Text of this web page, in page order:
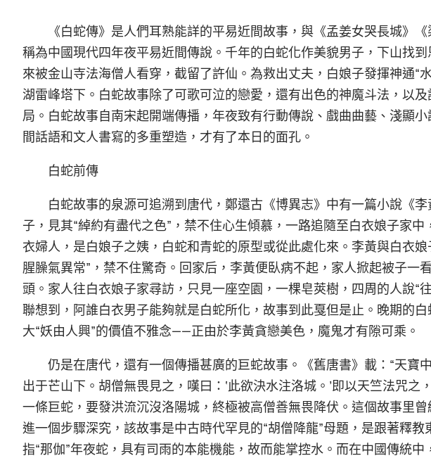
《白蛇傳》是人們耳熟能詳的平易近間故事，與《孟姜女哭長城》
稱為中國現代四年夜平易近間傳說。千年的白蛇化作美貌男子，下山找
來被金山寺法海僧人看穿，截留了許仙。為救出丈夫，白娘子發揮神通“
湖雷峰塔下。白蛇故事除了可歌可泣的戀愛，還有出色的神魔斗法，以
局。白蛇故事自南宋起開端傳播，年夜致有行動傳說、戲曲曲藝、淺顯
間話語和文人書寫的多重塑造，才有了本日的面孔。
白蛇前傳
白蛇故事的泉源可追溯到唐代，鄭還古《博異志》中有一篇小說《
子，見其“綽約有盡代之色”，禁不住心生傾慕，一路追隨至白衣娘子家
衣婦人，是白娘子之姨，白蛇和青蛇的原型或從此處化來。李黃與白衣
腥臊氣異常”，禁不住驚奇。回家后，李黃便臥病不起，家人掀起被子一
頭。家人往白衣娘子家尋訪，只見一座空園，一棵皂莢樹，四周的人說“
聯想到，阿誰白衣男子能夠就是白蛇所化，故事到此戛但是止。晚期的
大“妖由人興”的價值不雅念——正由於李黃貪戀美色，魔鬼才有隙可乘。
仍是在唐代，還有一個傳播甚廣的巨蛇故事。《舊唐書》載：“天寶
出于芒山下。胡僧無畏見之，嘆曰：‘此欲決水注洛城。’即以天竺法咒之
一條巨蛇，要發洪流沉沒洛陽城，終極被高僧善無畏降伏。這個故事里
進一個步驟深究，該故事是中古時代罕見的“胡僧降龍”母題，是跟著釋
指“那伽”年夜蛇，具有司雨的本能機能，故而能掌控水。而在中國傳統中